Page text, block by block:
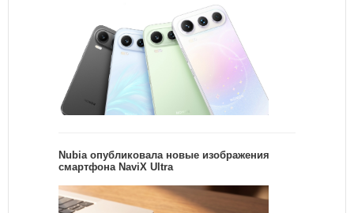
Nubia опубликовала новые изображения
смартфона NaviX Ultra